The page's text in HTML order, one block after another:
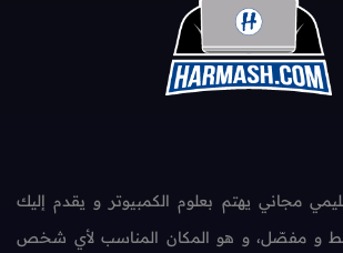
مجاني يهتم بعلوم الكمبيوتر و يقدم إليك
و مفصّل، و هو المكان المناسب لأي شخص